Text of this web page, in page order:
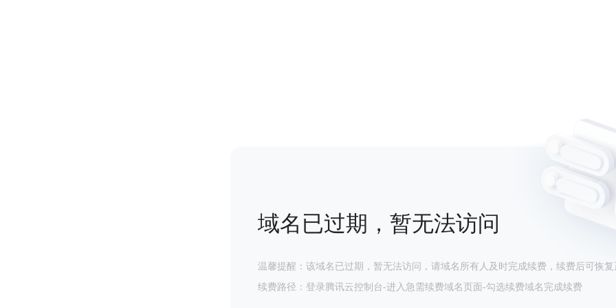
域名已过期，暂无法访问
温馨提醒：该域名已过期，暂无法访问，请域名所有人及时完成续费，续费后可恢复
续费路径：登录腾讯云控制台-进入急需续费域名页面-勾选续费域名完成续费